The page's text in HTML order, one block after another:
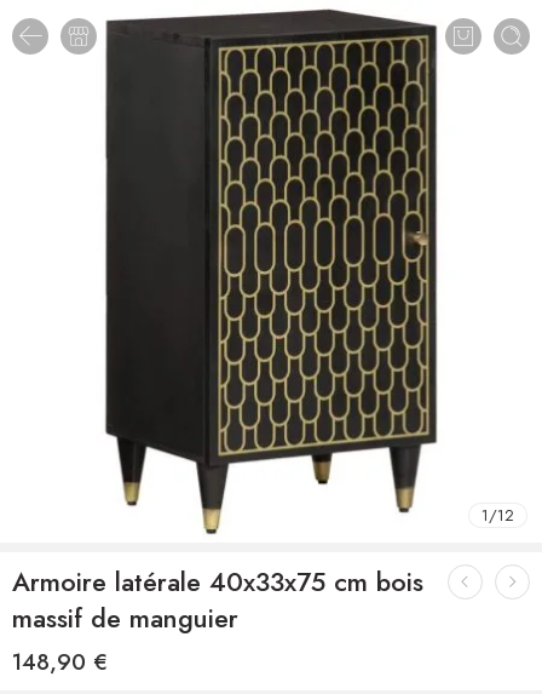
1/12
Armoire latérale 40x33x75 cm bois
massif de manguier
148,90 €